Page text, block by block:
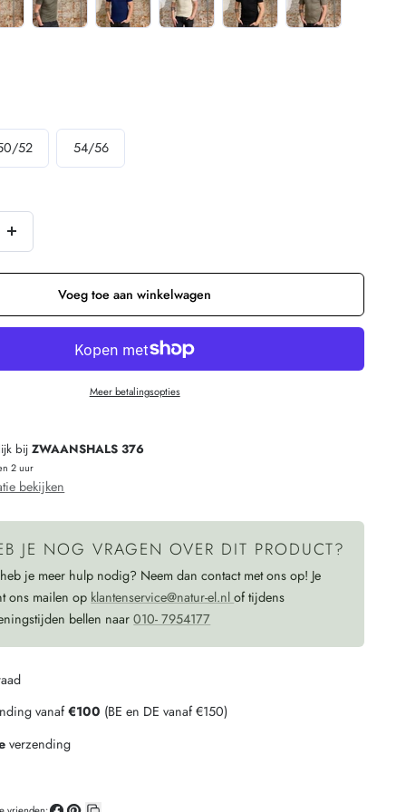
52 54/56
Verhoog
de
hoeveelheid
voor
wol
shirt
met
IJSBLAUW
Voeg toe aan winkelwagen
Meer betalingsopties
bijZWAANSHALS 376
2 uur
bekijken
JE NOG VRAGEN OVER DIT PRODUCT?
je meer hulp nodig? Neem dan contact met ons op! Je
ons mailen op klantenservice@natur-el.nlof tijdens
bellen naar010- 7954177
vanaf€100 (BE en DE vanaf €150)
verzending